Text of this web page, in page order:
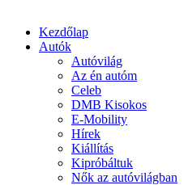
Kezdőlap
Autók
Autóvilág
Az én autóm
Celeb
DMB Kisokos
E-Mobility
Hírek
Kiállítás
Kipróbáltuk
Nők az autóvilágban